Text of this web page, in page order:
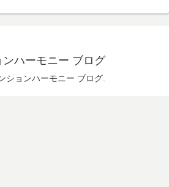
ンハーモニー ブログ
ションハーモニー ブログ.